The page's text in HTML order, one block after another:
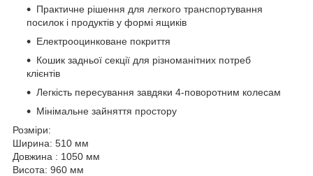
Практичне рішення для легкого транспортування
посилок і продуктів у формі ящиків
Електрооцинковане покриття
Кошик задньої секції для різноманітних потреб
клієнтів
Легкість пересування завдяки 4-поворотним колесам
Мінімальне зайняття простору
Розміри:
Ширина: 510 мм
Довжина : 1050 мм
Висота: 960 мм